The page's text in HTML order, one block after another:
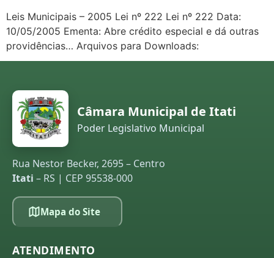
Leis Municipais – 2005 Lei nº 222 Lei nº 222 Data:
10/05/2005 Ementa: Abre crédito especial e dá outras
providências… Arquivos para Downloads:
Câmara Municipal de Itati
Poder Legislativo Municipal
Rua Nestor Becker, 2695 – Centro
Itati – RS | CEP 95538-000
Mapa do Site
ATENDIMENTO